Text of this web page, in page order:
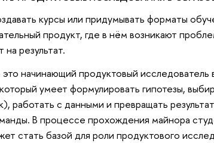
курсы или придумывать форматы
продукт, где в нём возникают
результат.
это начинающий продуктовый исследователь
умеет формулировать гипотезы,
работать с данными и превращать
В процессе прохождения майнора
стать базой для роли продуктового